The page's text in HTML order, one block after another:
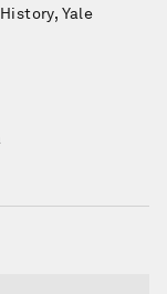
Yale